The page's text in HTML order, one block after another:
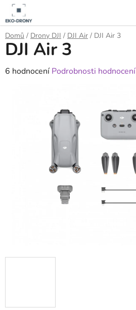
Přejít
obsah
Domů / Drony DJI / DJI Air / DJI Air 3
DJI Air 3
Průměrné
6 hodnocení Podrobnosti hodnocení